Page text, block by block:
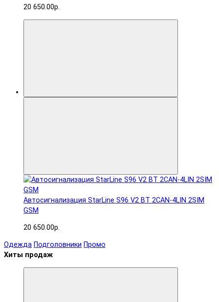
20 650.00р.
Автосигнализация StarLine S96 V2 BT 2CAN-4LIN 2SIM
GSM
20 650.00р.
Одежда Подголовники Промо
Хиты продаж